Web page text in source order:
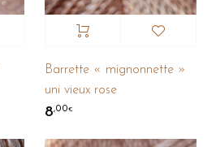
Barrette « mignonnette »
uni vieux rose
8,00€